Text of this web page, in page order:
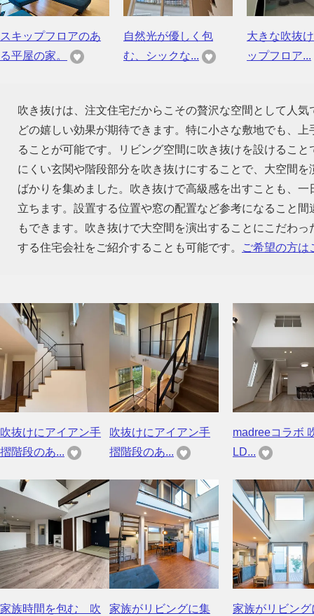
スキップフロアのあ
る平屋の家。
自然光が優しく包
む、シックな...
大きな吹抜
ップフロア...
吹き抜けは、注文住宅だからこその贅沢な空間として人
どの嬉しい効果が期待できます。特に小さな敷地でも、
ることが可能です。リビング空間に吹き抜けを設けるこ
にくい玄関や階段部分を吹き抜けにすることで、大空間
ばかりを集めました。吹き抜けで高級感を出すことも、
立ちます。設置する位置や窓の配置など参考になること
もできます。吹き抜けで大空間を演出することにこだわ
する住宅会社をご紹介することも可能です。
ご希望の方は
吹抜けにアイアン手
摺階段のあ...
吹抜けにアイアン手
摺階段のあ...
madreeコラボ
LD...
家族時間を包む 吹
家族がリビングに集
家族がリビング